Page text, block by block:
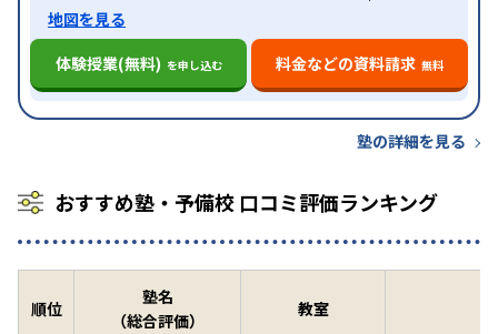
地図を見る
体験授業(無料) を申し込む 料金などの資料請求 無料
塾の詳細を見る
おすすめ塾・予備校 口コミ評価ランキング
順位
塾名
（総合評価）
教室